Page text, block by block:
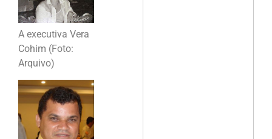
A executiva Vera
Cohim (Foto:
Arquivo)